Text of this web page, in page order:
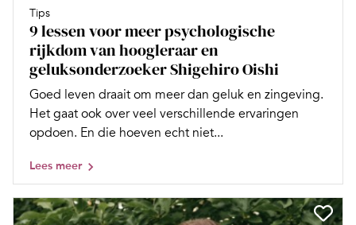
Tips
9 lessen voor meer psychologische
rijkdom van hoogleraar en
geluksonderzoeker Shigehiro Oishi
Goed leven draait om meer dan geluk en zingeving.
Het gaat ook over veel verschillende ervaringen
opdoen. En die hoeven echt niet...
Lees meer